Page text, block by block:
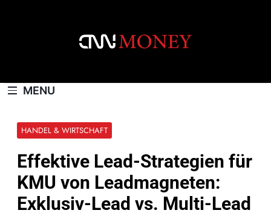
MENU
HANDEL & WIRTSCHAFT
Effektive Lead-Strategien für
KMU von Leadmagneten:
Exklusiv-Lead vs. Multi-Lead